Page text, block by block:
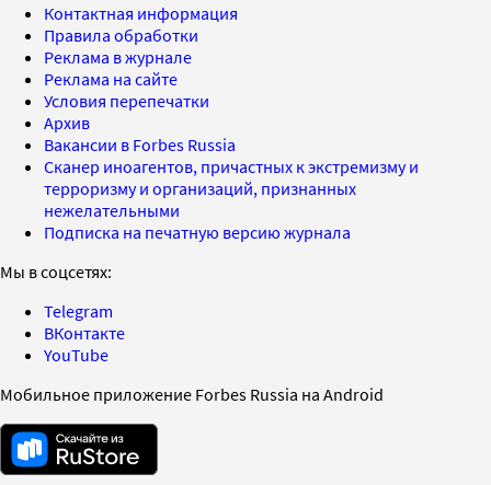
Контактная информация
Правила обработки
Реклама в журнале
Реклама на сайте
Условия перепечатки
Архив
Вакансии в Forbes Russia
Сканер иноагентов, причастных к экстремизму и
терроризму и организаций, признанных
нежелательными
Подписка на печатную версию журнала
Мы в соцсетях:
Telegram
ВКонтакте
YouTube
Мобильное приложение Forbes Russia на Android